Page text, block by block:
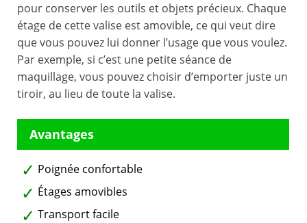
pour conserver les outils et objets précieux. Chaque
étage de cette valise est amovible, ce qui veut dire
que vous pouvez lui donner l’usage que vous voulez.
Par exemple, si c’est une petite séance de
maquillage, vous pouvez choisir d’emporter juste un
tiroir, au lieu de toute la valise.
Poignée confortable
Étages amovibles
Transport facile